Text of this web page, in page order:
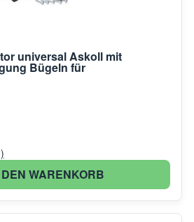
universal Askoll mit
Bügeln für
WARENKORB